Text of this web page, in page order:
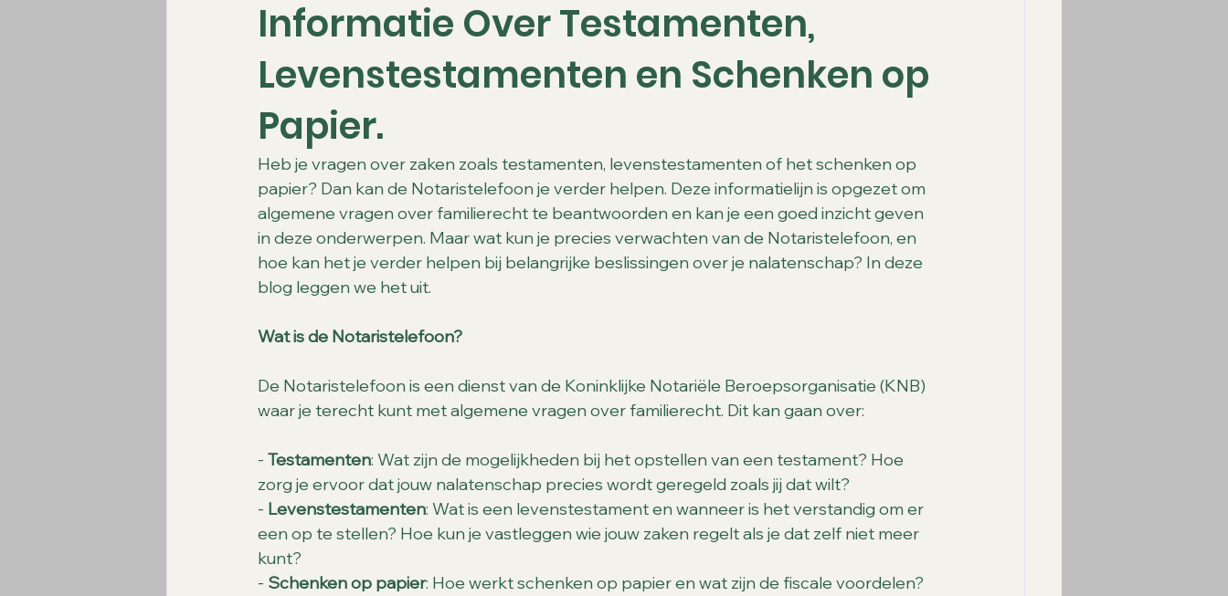
Informatie Over Testamenten,
Levenstestamenten en Schenken op
Papier.
Heb je vragen over zaken zoals testamenten, levenstestamenten of het schenken op
papier? Dan kan de Notaristelefoon je verder helpen. Deze informatielijn is opgezet om
algemene vragen over familierecht te beantwoorden en kan je een goed inzicht geven
in deze onderwerpen. Maar wat kun je precies verwachten van de Notaristelefoon, en
hoe kan het je verder helpen bij belangrijke beslissingen over je nalatenschap? In deze
blog leggen we het uit.
Wat is de Notaristelefoon?
De Notaristelefoon is een dienst van de Koninklijke Notariële Beroepsorganisatie (KNB)
waar je terecht kunt met algemene vragen over familierecht. Dit kan gaan over:
- Testamenten: Wat zijn de mogelijkheden bij het opstellen van een testament? Hoe
zorg je ervoor dat jouw nalatenschap precies wordt geregeld zoals jij dat wilt?
- Levenstestamenten: Wat is een levenstestament en wanneer is het verstandig om er
een op te stellen? Hoe kun je vastleggen wie jouw zaken regelt als je dat zelf niet meer
kunt?
- Schenken op papier: Hoe werkt schenken op papier en wat zijn de fiscale voordelen?